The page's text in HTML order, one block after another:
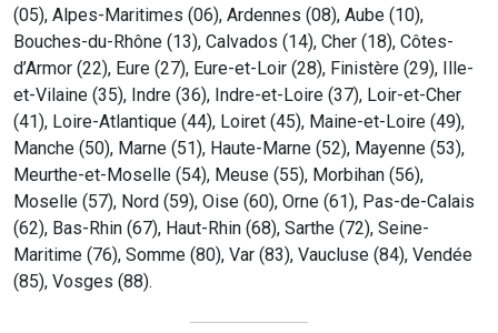
(05), Alpes-Maritimes (06), Ardennes (08), Aube (10),
Bouches-du-Rhône (13), Calvados (14), Cher (18), Côtes-
d’Armor (22), Eure (27), Eure-et-Loir (28), Finistère (29), Ille-
et-Vilaine (35), Indre (36), Indre-et-Loire (37), Loir-et-Cher
(41), Loire-Atlantique (44), Loiret (45), Maine-et-Loire (49),
Manche (50), Marne (51), Haute-Marne (52), Mayenne (53),
Meurthe-et-Moselle (54), Meuse (55), Morbihan (56),
Moselle (57), Nord (59), Oise (60), Orne (61), Pas-de-Calais
(62), Bas-Rhin (67), Haut-Rhin (68), Sarthe (72), Seine-
Maritime (76), Somme (80), Var (83), Vaucluse (84), Vendée
(85), Vosges (88).